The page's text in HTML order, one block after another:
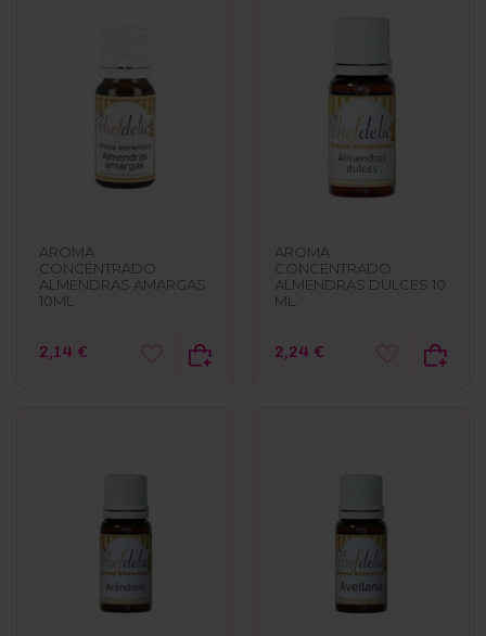
AROMA
CONCENTRADO
ALMENDRAS AMARGAS
10ML
2,14 €
AROMA
CONCENTRADO
ALMENDRAS DULCES 10
ML.
2,24 €